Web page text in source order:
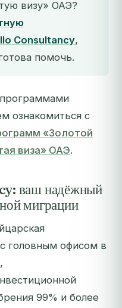
визу» ОАЭ?
Consultancy,
помочь.
ознакомиться с
«Золотой
виза» ОАЭ.
ваш надёжный
миграции
головным офисом в
99% и более